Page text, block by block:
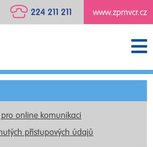
www.zpmvcr.cz
224 211 211
online komunikaci
přístupových údajů